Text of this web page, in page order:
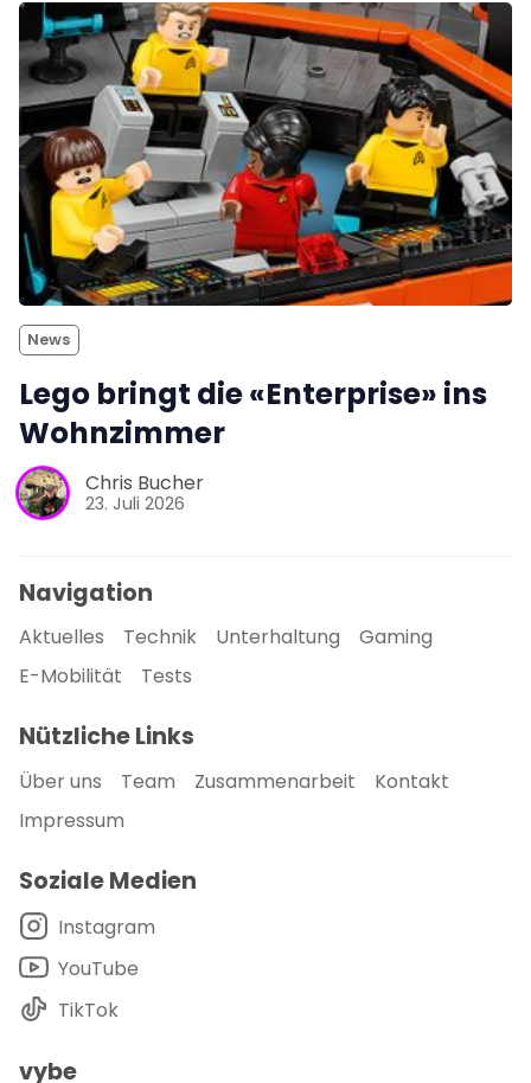
News
Lego bringt die «Enterprise» ins
Wohnzimmer
Chris Bucher
23. Juli 2026
Navigation
Aktuelles Technik Unterhaltung
Gaming
E-Mobilität
Tests
Nützliche Links
Über uns Team Zusammenarbeit
Kontakt
Impressum
Soziale Medien
Instagram
YouTube
TikTok
vybe